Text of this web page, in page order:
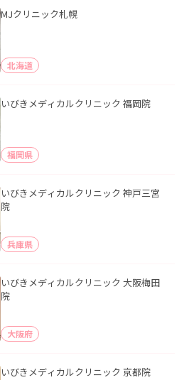
MJクリニック札幌
北海道
いびきメディカルクリニック 福岡院
福岡県
いびきメディカルクリニック 神戸三宮
院
兵庫県
いびきメディカルクリニック 大阪梅田
院
大阪府
いびきメディカルクリニック 京都院